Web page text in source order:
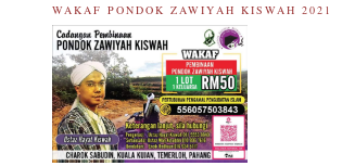
WAKAF PONDOK ZAWIYAH KISWAH 2021